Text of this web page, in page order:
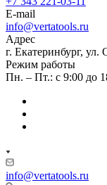
E-mail
info@vertatools.ru
Адрес
г. Екатеринбург,
Режим работы
Пн. – Пт.: с 9:00 до
info@vertatools.ru